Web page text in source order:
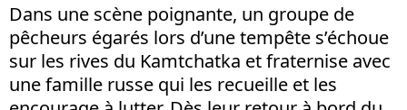
Dans une scène poignante, un groupe de
pêcheurs égarés lors d’une tempête s’échoue
sur les rives du Kamtchatka et fraternise avec
une famille russe qui les recueille et les